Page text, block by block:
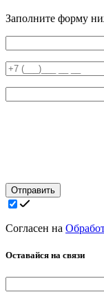
Заполните форму
Отправить
Согласен на
Оставайся на связи